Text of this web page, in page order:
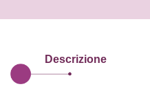
Descrizione